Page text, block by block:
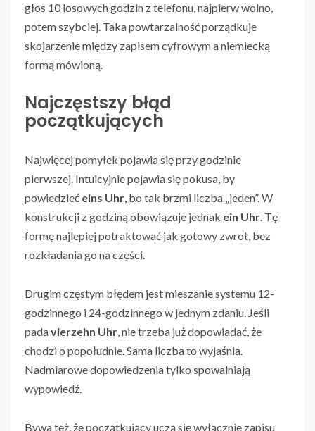
głos 10 losowych godzin z telefonu, najpierw wolno,
potem szybciej. Taka powtarzalność porządkuje
skojarzenie między zapisem cyfrowym a niemiecką
formą mówioną.
Najczęstszy błąd
początkujących
Najwięcej pomyłek pojawia się przy godzinie
pierwszej. Intuicyjnie pojawia się pokusa, by
powiedzieć eins Uhr, bo tak brzmi liczba „jeden”. W
konstrukcji z godziną obowiązuje jednak ein Uhr. Tę
formę najlepiej potraktować jak gotowy zwrot, bez
rozkładania go na części.
Drugim częstym błędem jest mieszanie systemu 12-
godzinnego i 24-godzinnego w jednym zdaniu. Jeśli
padavierzehn Uhr, nie trzeba już dopowiadać, że
chodzi o popołudnie. Sama liczba to wyjaśnia.
Nadmiarowe dopowiedzenia tylko spowalniają
wypowiedź.
Bywa też, że początkujący uczą się wyłącznie zapisu